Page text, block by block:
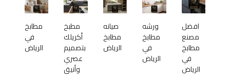
افضل
مصنع
مطابخ
في
الرياض
ورشه
مطابخ
في
الرياض
صيانه
مطابخ
الرياض
مطبخ
أكريلك
بتصميم
عصري
وأنيق
مطابخ
في
الرياض